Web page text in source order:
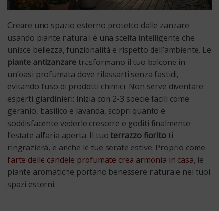
Creare uno spazio esterno protetto dalle zanzare
usando piante naturali è una scelta intelligente che
unisce bellezza, funzionalità e rispetto dell’ambiente. Le
piante antizanzare trasformano il tuo balcone in
un’oasi profumata dove rilassarti senza fastidi,
evitando l’uso di prodotti chimici. Non serve diventare
esperti giardinieri: inizia con 2-3 specie facili come
geranio, basilico e lavanda, scopri quanto è
soddisfacente vederle crescere e goditi finalmente
l’estate all’aria aperta. Il tuo terrazzo fiorito ti
ringrazierà, e anche le tue serate estive. Proprio come
l’arte delle candele profumate crea armonia in casa, le
piante aromatiche portano benessere naturale nei tuoi
spazi esterni.